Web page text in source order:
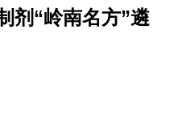
剂“岭南名方”遴